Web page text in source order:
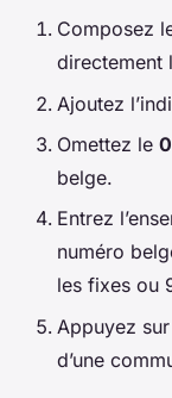
Composez
directement
Ajoutez
Omettez le 0
belge.
Entrez
numéro
les fixes ou
Appuyez
d’une